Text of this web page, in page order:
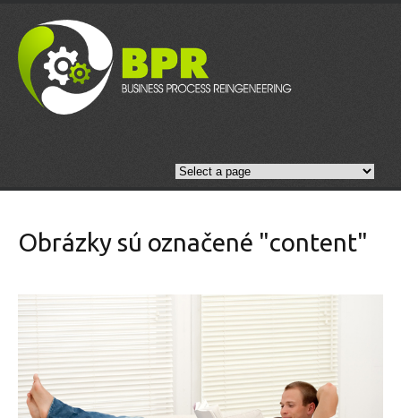
Obrázky sú označené "content"